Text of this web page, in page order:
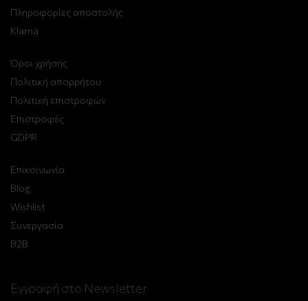
Πληροφορίες αποστολής
Klarna
Όροι χρήσης
Πολιτική απορρήτου
Πολιτική επιστροφών
Επιστροφές
GDPR
Επικοινωνία
Blog
Wishlist
Συνεργασία
B2B
Εγγραφή στο Newsletter